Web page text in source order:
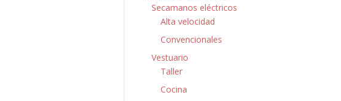
Secamanos eléctricos
Alta velocidad
Convencionales
Vestuario
Taller
Cocina